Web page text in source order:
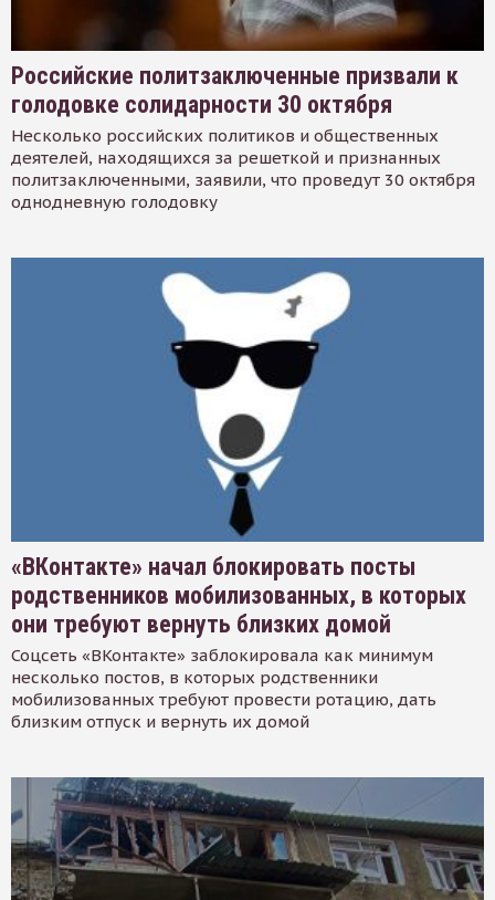
Российские политзаключенные призвали к
голодовке солидарности 30 октября
Несколько российских политиков и общественных
деятелей, находящихся за решеткой и признанных
политзаключенными, заявили, что проведут 30 октября
однодневную голодовку
«ВКонтакте» начал блокировать посты
родственников мобилизованных, в которых
они требуют вернуть близких домой
Соцсеть «ВКонтакте» заблокировала как минимум
несколько постов, в которых родственники
мобилизованных требуют провести ротацию, дать
близким отпуск и вернуть их домой